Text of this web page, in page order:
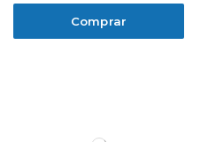
Comprar